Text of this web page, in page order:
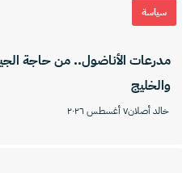
سياسة
مدرعات الأناضول.. من حاجة
والخليج
خالد أصلان٧ أغسطس ٢٠٢٦